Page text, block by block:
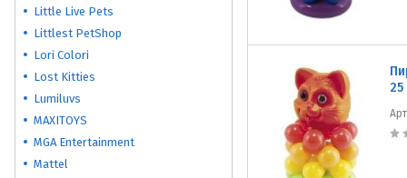
Little Live Pets
Littlest PetShop
Lori Colori
Lost Kitties
Lumiluvs
MAXITOYS
MGA Entertainment
Mattel
25